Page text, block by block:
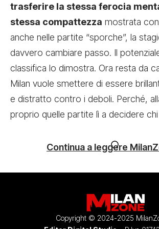
trasferire la stessa ferocia
stessa compattezza mostrata
anche nelle partite “sporche”, la
davvero cambiare passo. Il
classifica lo dimostra. Ora resta da
Milan vuole smettere di essere
e distratto contro i deboli. Perché,
proprio quelle partite lì a decidere
Continua a leggere
Copyright © 2024-2025